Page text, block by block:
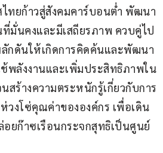
ทยก้าวสู่สังคมคาร์บอนต่ำ พัฒนา
ที่มั่นคงและมีเสถียรภาพ ควบคู่ไป
กดันให้เกิดการคิดค้นและพัฒนา
พลังงานและเพิ่มประสิทธิภาพใน
สร้างความตระหนักรู้เกี่ยวกับการ
วงโซ่คุณค่าขององค์กร เพื่อเดิน
ยก๊าซเรือนกระจกสุทธิเป็นศูนย์